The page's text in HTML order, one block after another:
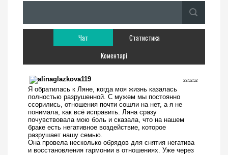
Чат
Статистика
Коментарі